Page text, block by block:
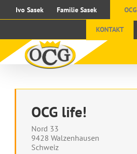
to
Ivo Sasek Familie Sasek OCG
KONTAKT
OCG life!
Nord 33
9428 Walzenhausen
Schweiz